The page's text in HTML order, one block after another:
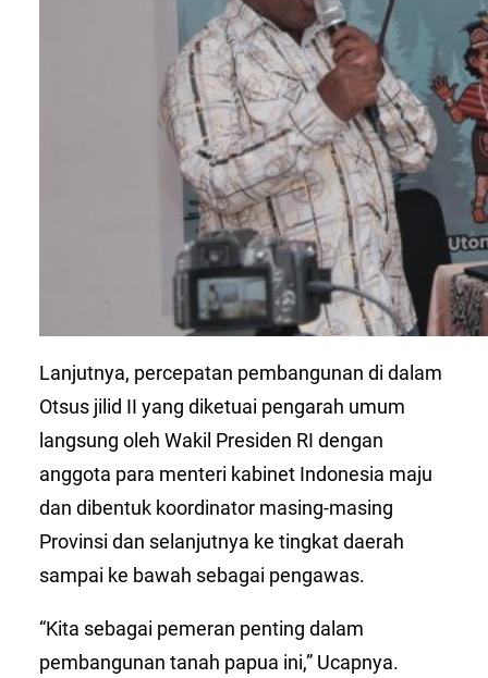
Lanjutnya, percepatan pembangunan di dalam
Otsus jilid II yang diketuai pengarah umum
langsung oleh Wakil Presiden RI dengan
anggota para menteri kabinet Indonesia maju
dan dibentuk koordinator masing-masing
Provinsi dan selanjutnya ke tingkat daerah
sampai ke bawah sebagai pengawas.
“Kita sebagai pemeran penting dalam
pembangunan tanah papua ini,” Ucapnya.